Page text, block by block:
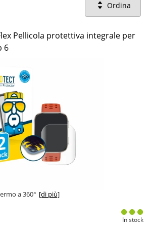
Ordina
Pellicola protettiva integrale per
6
a 360° [di più]
In stock